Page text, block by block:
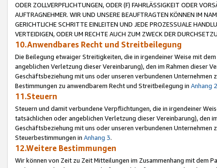
ODER ZOLLVERPFLICHTUNGEN, ODER (F) FAHRLÄSSIGKEIT ODER
AUFTRAGNEHMER. WIR UND UNSERE BEAUFTRAGTEN KÖNNEN IM
GERICHTLICHE SCHRITTE EINLEITEN UND JEDE PROZESSUALE
VERTEIDIGEN, ODER UM RECHTE AUCH ZUM ZWECK DER
10.Anwendbares Recht und Streitbeilegung
Die Beilegung etwaiger Streitigkeiten, die in irgendeiner Weise mit
angeblichen Verletzung dieser Vereinbarung), den im Rahmen dieser
Geschäftsbeziehung mit uns oder unseren verbundenen
Bestimmungen zu anwendbarem Recht und Streitbeilegung in Anhang 2
11.Steuern
Steuern und damit verbundene Verpflichtungen, die in irgendeiner
tatsächlichen oder angeblichen Verletzung dieser Vereinbarung), den
Geschäftsbeziehung mit uns oder unseren verbundenen
Steuerbestimmungen in Anhang 3.
12.Weitere Bestimmungen
Wir können von Zeit zu Zeit Mitteilungen im Zusammenhang mit dem